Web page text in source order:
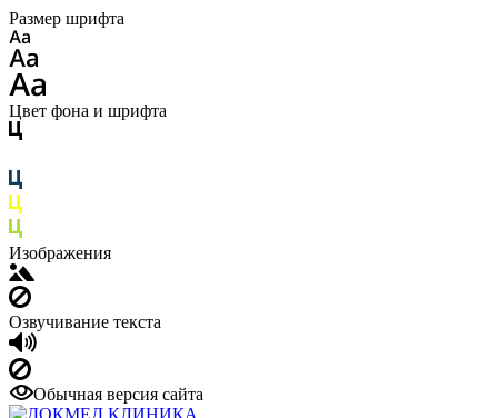
Размер шрифта
Цвет фона и шрифта
Изображения
Озвучивание текста
Обычная версия сайта